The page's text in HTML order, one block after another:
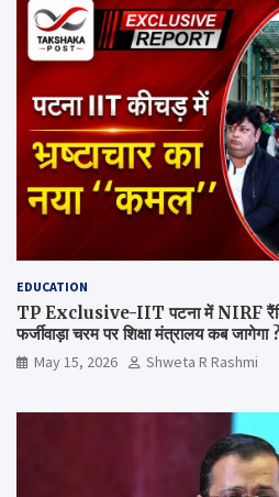
EDUCATION
TP Exclusive-IIT पटना में NIRF
फर्जीवाड़ा चरम पर शिक्षा मंत्रालय कब जागेगा
May 15, 2026 Shweta R Rashmi